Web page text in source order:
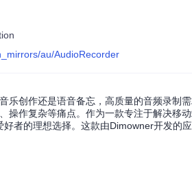
au/AudioRecorder
乐创作还是语音备忘，高质量的音频录制
操作复杂等痛点。作为一款专注于解决移
者的理想选择。这款由Dimowner开发的